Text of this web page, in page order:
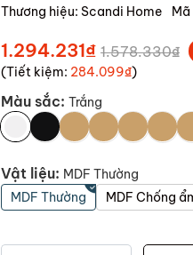
Thương hiệu: Scandi Home
1.294.231₫ 1.578.330₫
(Tiết kiệm: 284.099₫)
Màu sắc: Trắng
Vật liệu: MDF Thường
MDF Thường
MDF Chống